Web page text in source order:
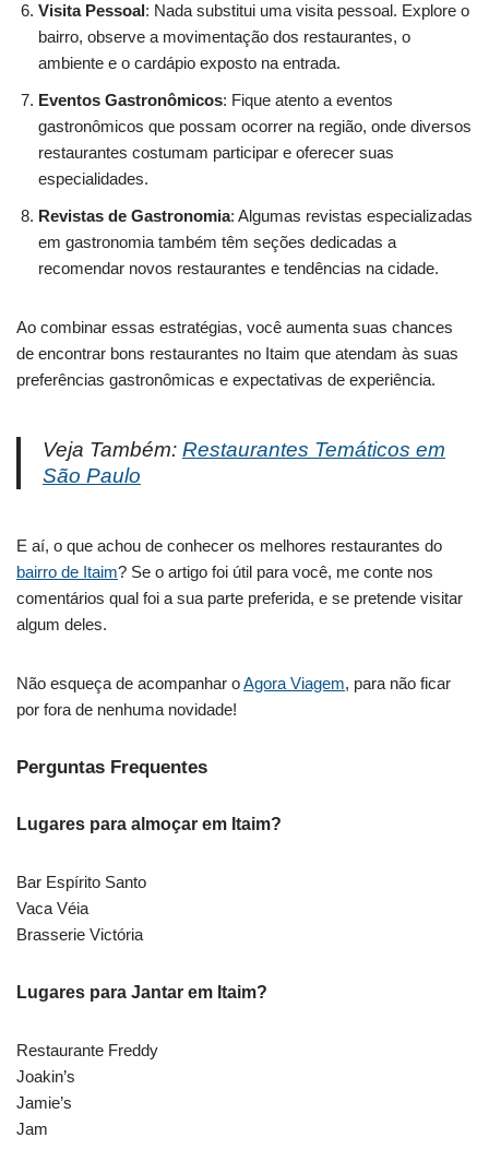
Visita Pessoal: Nada substitui uma visita pessoal. Explore o
bairro, observe a movimentação dos restaurantes, o
ambiente e o cardápio exposto na entrada.
Eventos Gastronômicos: Fique atento a eventos
gastronômicos que possam ocorrer na região, onde diversos
restaurantes costumam participar e oferecer suas
especialidades.
Revistas de Gastronomia: Algumas revistas especializadas
em gastronomia também têm seções dedicadas a
recomendar novos restaurantes e tendências na cidade.
Ao combinar essas estratégias, você aumenta suas chances
de encontrar bons restaurantes no Itaim que atendam às suas
preferências gastronômicas e expectativas de experiência.
Veja Também: Restaurantes Temáticos em
São Paulo
E aí, o que achou de conhecer os melhores restaurantes do
bairro de Itaim? Se o artigo foi útil para você, me conte nos
comentários qual foi a sua parte preferida, e se pretende visitar
algum deles.
Não esqueça de acompanhar oAgora Viagem, para não ficar
por fora de nenhuma novidade!
Perguntas Frequentes
Lugares para almoçar em Itaim?
Bar Espírito Santo
Vaca Véia
Brasserie Victória
Lugares para Jantar em Itaim?
Restaurante Freddy
Joakin’s
Jamie’s
Jam